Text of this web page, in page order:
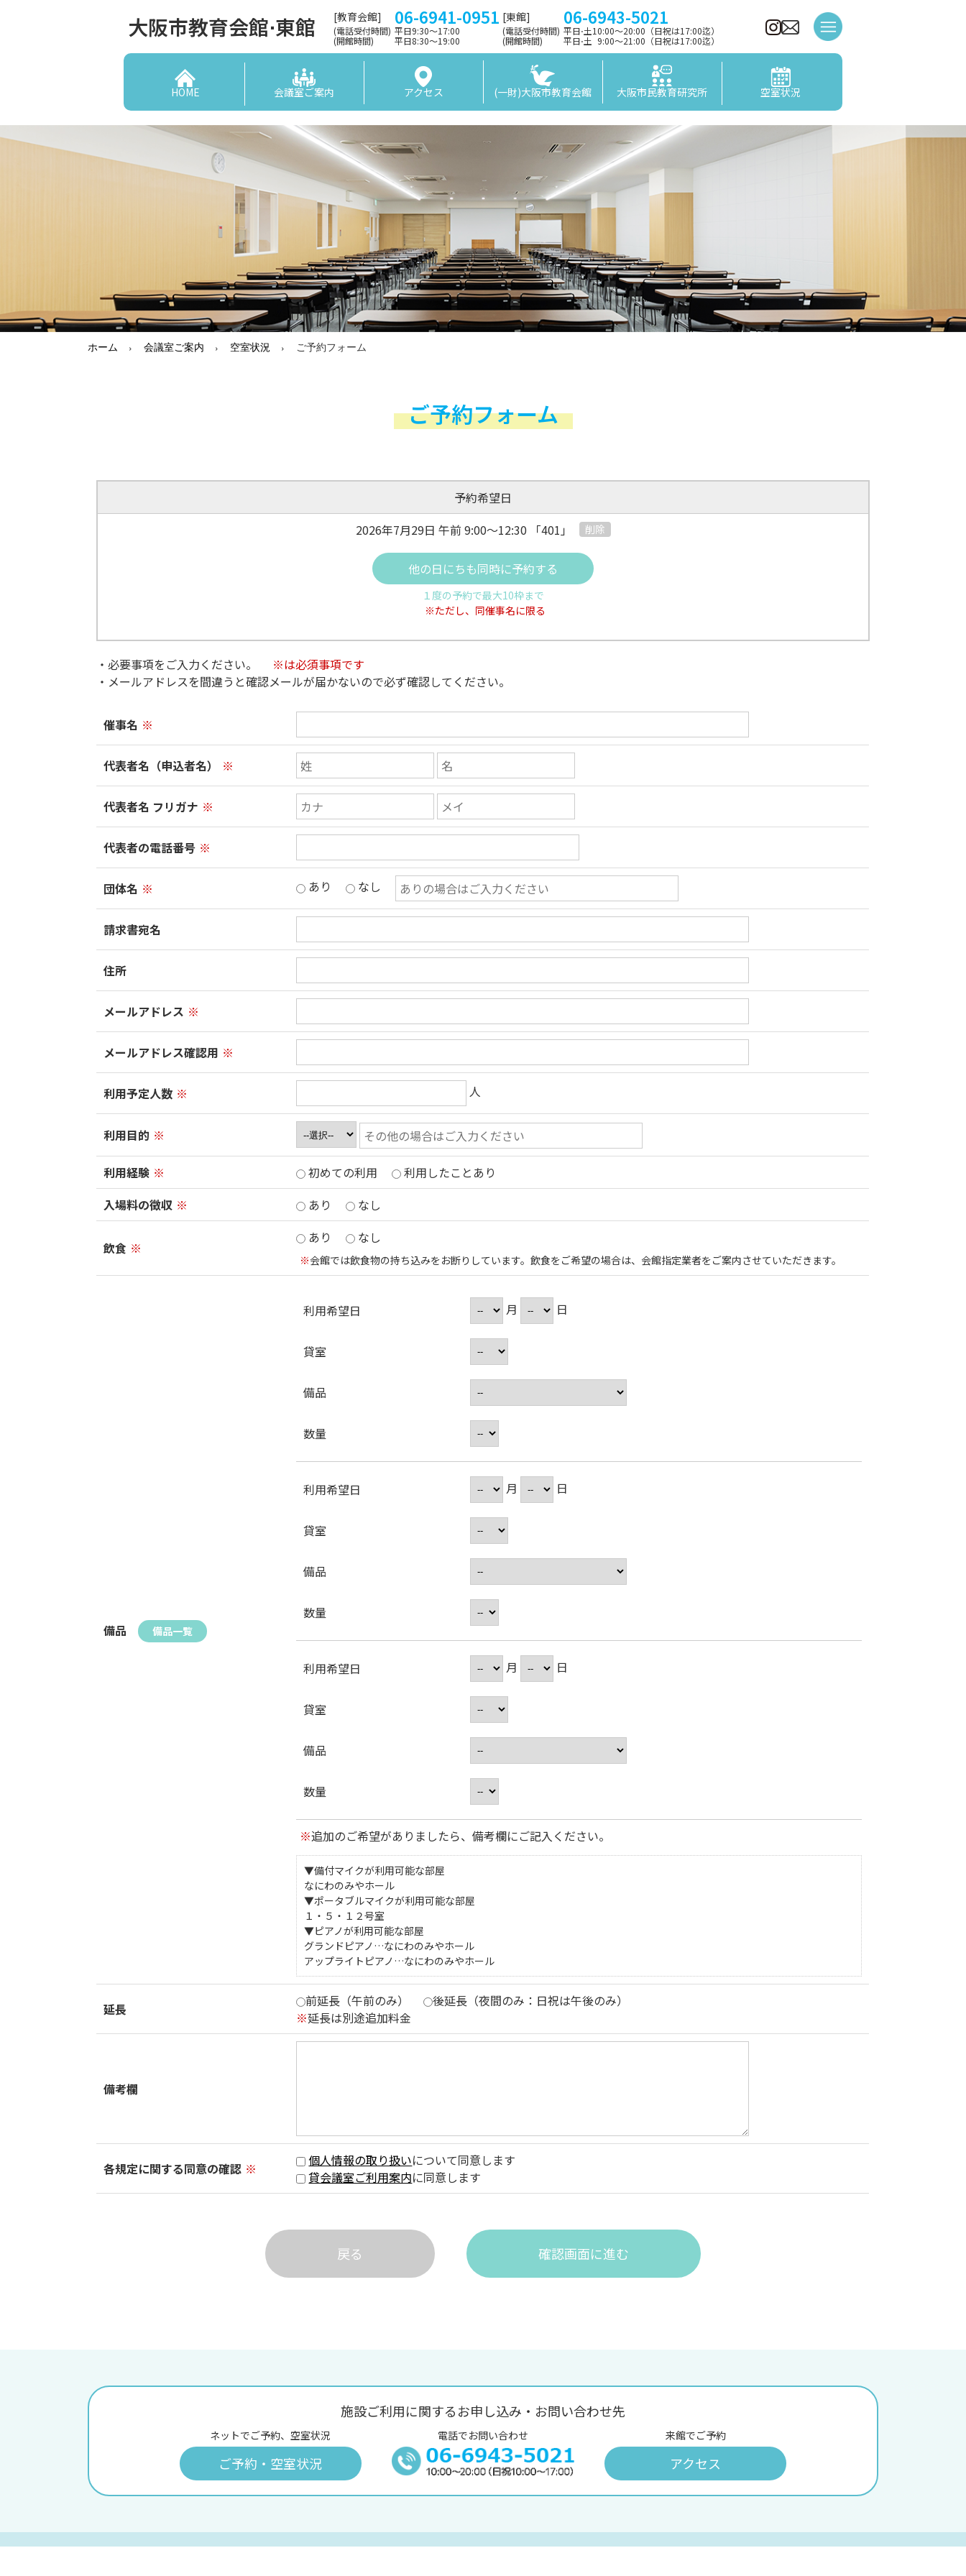
大阪市教育会館⋅東館 [教育会館] 06-6941-0951
(電話受付時間) 平日9:30〜17:00
(開館時間)
平日8:30〜19:00
[東館] 06-6943-5021
(電話受付時間) 平日⋅土10:00～20:00（日祝は17:00迄）
(開館時間)
平日⋅土 9:00〜21:00（日祝は17:00迄）
HOME 会議室ご案内 アクセス (一財)大阪市教育会館 大阪市民教育研究所 空室状況
ホーム 会議室ご案内 空室状況 ご予約フォーム
ご予約フォーム
予約希望日
2026年7月29日 午前9:00～12:30 「401」 削除
他の日にちも同時に予約する
１度の予約で最大10枠まで
※ただし、同催事名に限る
・必要事項をご入力ください。
※は必須事項です
・メールアドレスを間違うと確認メールが届かないので必ず確認してください。
催事名 ※
代表者名（申込者名） ※
代表者名 フリガナ ※
代表者の電話番号 ※
団体名 ※ あり なし
請求書宛名
住所
メールアドレス ※
メールアドレス確認用 ※
利用予定人数 ※ 人
利用目的 ※
利用経験 ※ 初めての利用
利用したことあり
入場料の徴収 ※ あり なし
飲食 ※
あり なし
※会館では飲食物の持ち込みをお断りしています。飲食をご希望の場合は、会館指定業者をご案内させていただきます。
備品 備品一覧
利用希望日 月 日
貸室
備品
数量
利用希望日 月 日
貸室
備品
数量
利用希望日 月 日
貸室
備品
数量
※追加のご希望がありましたら、備考欄にご記入ください。
▼備付マイクが利用可能な部屋
なにわのみやホール
▼ポータブルマイクが利用可能な部屋
１・５・１２号室
▼ピアノが利用可能な部屋
グランドピアノ…なにわのみやホール
アップライトピアノ…なにわのみやホール
延長 前延長（午前のみ）
後延長（夜間のみ：日祝は午後のみ）
※延長は別途追加料金
備考欄
各規定に関する同意の確認 ※ 個人情報の取り扱いについて同意します
貸会議室ご利用案内に同意します
戻る 確認画面に進む
施設ご利用に関するお申し込み・お問い合わせ先
ネットでご予約、空室状況
ご予約・空室状況
電話でお問い合わせ 来館でご予約
アクセス